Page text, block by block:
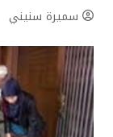
سميرة سنيني